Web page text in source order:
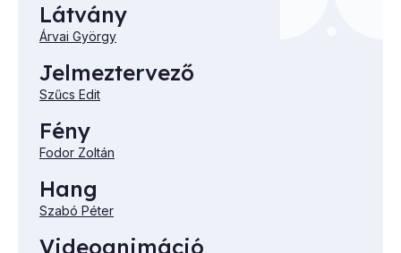
Látvány
Árvai György
Jelmeztervező
Szűcs Edit
Fény
Fodor Zoltán
Hang
Szabó Péter
Videoanimáció